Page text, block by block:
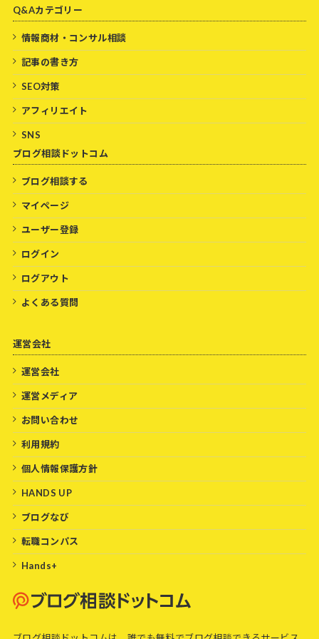
Q&Aカテゴリー
情報商材・コンサル相談
記事の書き方
SEO対策
アフィリエイト
SNS
ブログ相談ドットコム
ブログ相談する
マイページ
ユーザー登録
ログイン
ログアウト
よくある質問
運営会社
運営会社
運営メディア
お問い合わせ
利用規約
個人情報保護方針
HANDS UP
ブログなび
転職コンパス
Hands+